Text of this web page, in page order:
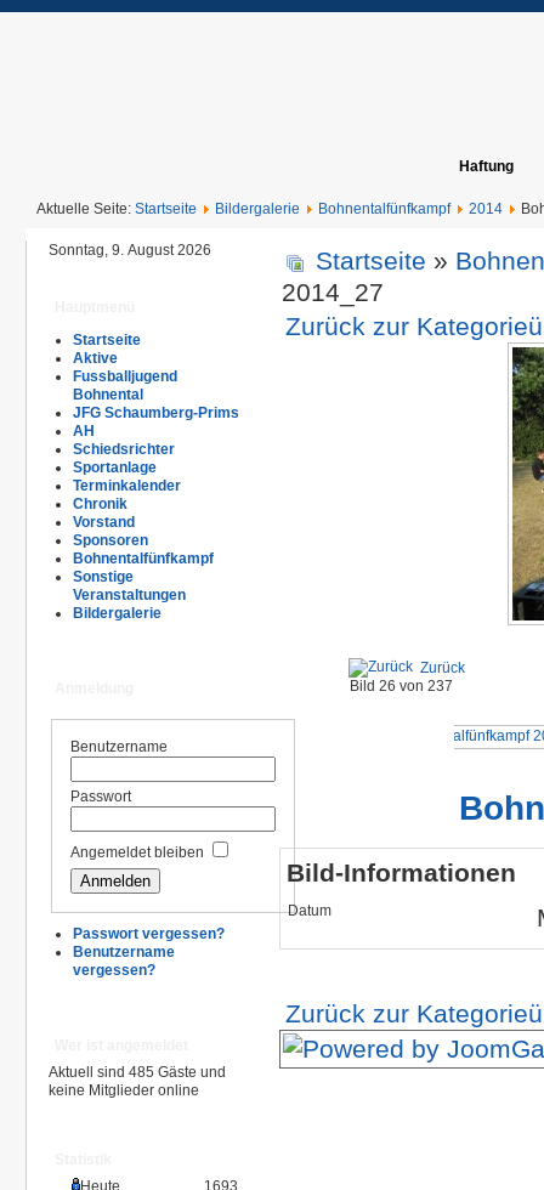
Haftung
Aktuelle Seite: Startseite Bildergalerie Bohnentalfünfkampf 2014
Sonntag, 9. August 2026
Startseite
Aktive
Fussballjugend
Bohnental
JFG Schaumberg-Prims
AH
Schiedsrichter
Sportanlage
Terminkalender
Chronik
Vorstand
Sponsoren
Bohnentalfünfkampf
Sonstige
Veranstaltungen
Bildergalerie
Benutzername
Passwort
Angemeldet bleiben
Passwort vergessen?
Benutzername
vergessen?
Aktuell sind 485 Gäste und
keine Mitglieder online
Heute
1693
Startseite »
2014_27
Zurück zur
Zurück
Bild 26 von 237
Bild-Informationen
Datum
Zurück zur